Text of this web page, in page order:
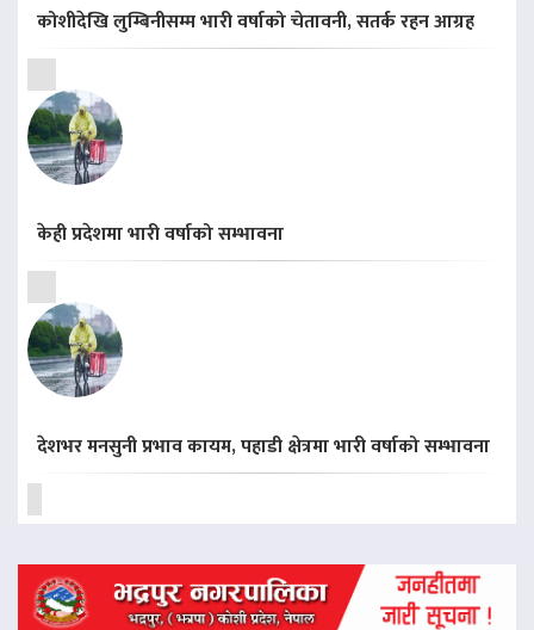
कोशीदेखि लुम्बिनीसम्म भारी वर्षाको चेतावनी, सतर्क रहन आग्रह
केही प्रदेशमा भारी वर्षाको सम्भावना
देशभर मनसुनी प्रभाव कायम, पहाडी क्षेत्रमा भारी वर्षाको सम्भावना